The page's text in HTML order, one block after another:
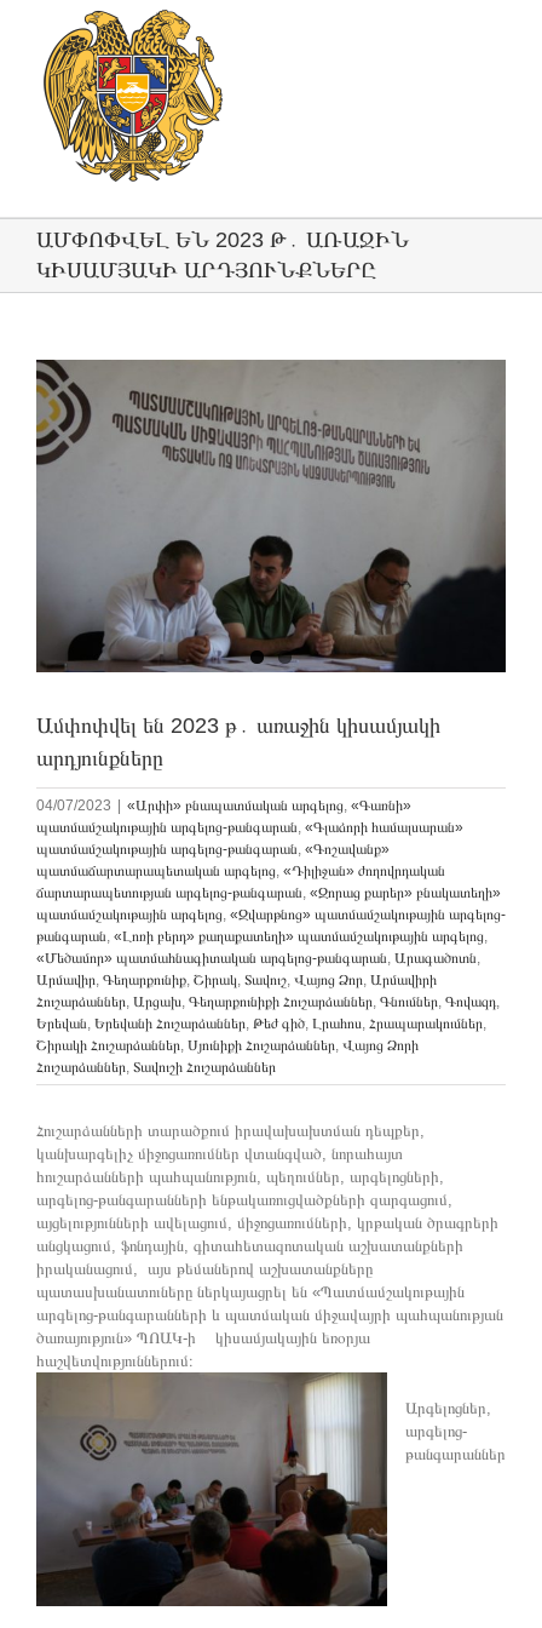
ԱՄՓՈՓՎԵԼ ԵՆ 2023 Թ․ ԱՌԱՋԻՆ
ԿԻՍԱՄՅԱԿԻ ԱՐԴՅՈՒՆՔՆԵՐԸ
View
Larger
Image
Ամփոփվել են 2023 թ․ առաջին կիսամյակի
արդյունքները
04/07/2023 «Արփի» բնապատմական արգելոց, «Գառնի»
պատմամշակութային արգելոց-թանգարան, «Գլաձորի համալսարան»
պատմամշակութային արգելոց-թանգարան, «Գոշավանք»
պատմաճարտարապետական արգելոց, «Դիլիջան» ժողովրդական
ճարտարապետության արգելոց-թանգարան, «Զորաց քարեր» բնակատեղի»
պատմամշակութային արգելոց, «Զվարթնոց» պատմամշակութային արգելոց-
թանգարան, «Լոռի բերդ» քաղաքատեղի» պատմամշակութային արգելոց,
«Մեծամոր» պատմահնագիտական արգելոց-թանգարան, Արագածոտն,
Արմավիր, Գեղարքունիք, Շիրակ, Տավուշ, Վայոց Ձոր, Արմավիրի
Հուշարձաններ, Արցախ, Գեղարքունիքի Հուշարձաններ, Գնումներ, Գովազդ,
Երեվան, Երեվանի Հուշարձաններ, Թեժ գիծ, Լրահոս, Հրապարակումներ,
Շիրակի Հուշարձաններ, Սյունիքի Հուշարձաններ, Վայոց Ձորի
Հուշարձաններ, Տավուշի Հուշարձաններ
Հուշարձանների տարածքում իրավախախտման դեպքեր,
կանխարգելիչ միջոցառումներ վտանգված, նորահայտ
հուշարձանների պահպանություն, պեղումներ, արգելոցների,
արգելոց-թանգարանների ենթակառուցվածքների զարգացում,
այցելությունների ավելացում, միջոցառումների, կրթական ծրագրերի
անցկացում, ֆոնդային, գիտահետազոտական աշխատանքների
իրականացում, այս թեմաներով աշխատանքները
պատասխանատուները ներկայացրել են «Պատմամշակութային
արգելոց-թանգարանների և պատմական միջավայրի պահպանության
ծառայություն» ՊՈԱԿ-ի կիսամյակային եռօրյա
հաշվետվություններում։
Արգելոցներ,
արգելոց-
թանգարաններ